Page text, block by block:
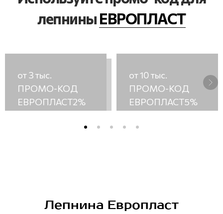
лепниныЕВРОПЛАСТ
от 3 тыс.
ПРОМО-КОД
ЕВРОПЛАСТ2%
от 10 тыс.
ПРОМО-КОД
ЕВРОПЛАСТ5%
Лепнина Европласт